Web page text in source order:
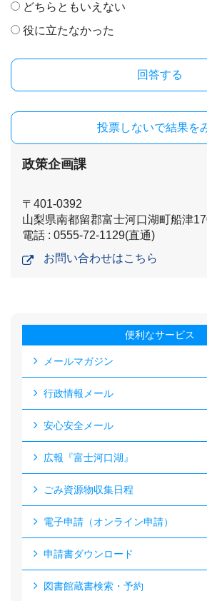
どちらともいえない
役に立たなかった
投票しないで結果を
政策企画課
〒401-0392
山梨県南都留郡富士河口湖町船津
電話 : 0555-72-1129(直通)
お問い合わせはこちら
便利なサービス
メールマガジン
行政情報メール
安心安全メール
広報『富士河口湖』
ごみ資源物収集日程
電子申請（オンライン申請）
申請書ダウンロード
図書館蔵書検索・予約